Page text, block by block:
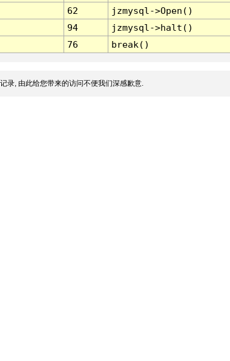
62
jzmysql->Open()
94
jzmysql->halt()
76 break()
录, 由此给您带来的访问不便我们深感歉意.